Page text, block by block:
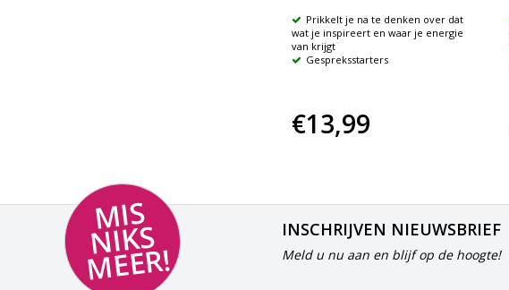
Prikkelt je na te denken over dat
wat je inspireert en waar je energie
van krijgt
Gespreksstarters
€13,99
MI
S
NI
K
S
M
E
E
R!
INSCHRIJVEN NIEUWSBRIEF
Meld u nu aan en blijf op de hoogte!